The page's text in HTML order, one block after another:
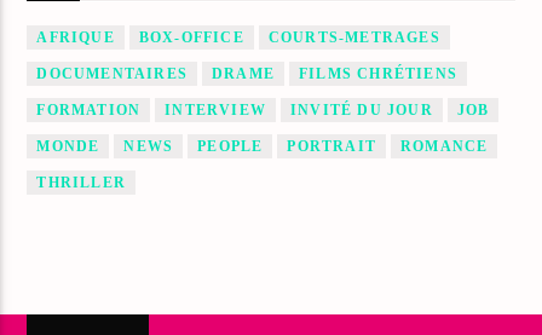
AFRIQUE BOX-OFFICE COURTS-METRAGES
DOCUMENTAIRES DRAME FILMS CHRÉTIENS
FORMATION INTERVIEW INVITÉ DU JOUR JOB
MONDE NEWS PEOPLE PORTRAIT ROMANCE
THRILLER